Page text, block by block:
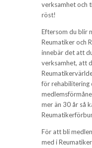
verksamhet och
röst!
Eftersom du blir
Reumatiker och
innebär det att
verksamhet, att
för rehabilitering
mer än 30 år så
För att bli
med i